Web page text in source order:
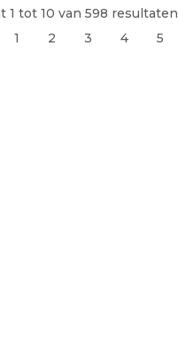
1 tot 10 van 598 resultaten
1
2 3 4 5